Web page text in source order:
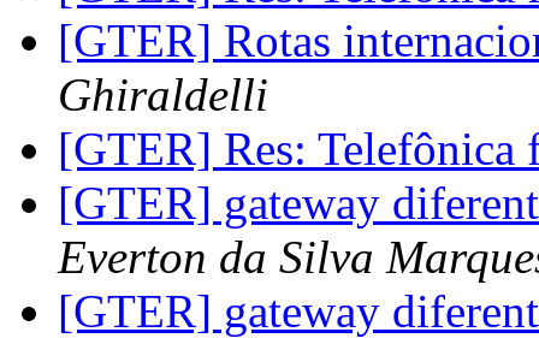
[GTER] Rotas
Ghiraldelli
[GTER] Res: Telefônica
[GTER] gateway
Everton da Silva
[GTER] gateway